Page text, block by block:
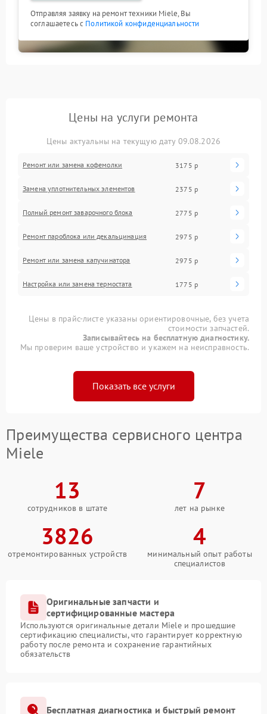
Отправляя заявку на ремонт техники Miele, Вы
соглашаетесь с Политикой конфиденциальности
Цены на услуги ремонта
Цены актуальны на текущую дату 09.08.2026
Ремонт или замена кофемолки 3175 р
Замена уплотнительных элементов 2375 р
Полный ремонт заварочного блока 2775 р
Ремонт пароблока или декальцинация 2975 р
Ремонт или замена капучинатора 2975 р
Настройка или замена термостата 1775 р
Цены в прайс-листе указаны ориентировочные, без учета
стоимости запчастей.
Записывайтесь на бесплатную диагностику.
Мы проверим ваше устройство и укажем на неисправность.
Показать все услуги
Преимущества сервисного центра
Miele
13
сотрудников в штате
7
лет на рынке
3826
отремонтированных устройств
4
минимальный опыт работы
специалистов
Оригинальные запчасти и
сертифицированные мастера
Используются оригинальные детали Miele и прошедшие
сертификацию специалисты, что гарантирует корректную
работу после ремонта и сохранение гарантийных
обязательств
Бесплатная диагностика и быстрый ремонт